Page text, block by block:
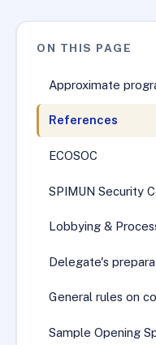
ON THIS PAGE
Approximate
References
ECOSOC
SPIMUN Security
Lobbying &
Delegate's
General rules on
Sample Opening